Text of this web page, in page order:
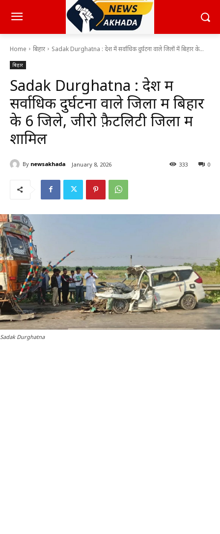
Home बिहार Sadak Durghatna : देश में सर्वाधिक दुर्घटना वाले जिलों में बिहार के...
बिहार
Sadak Durghatna : देश में
सर्वाधिक दुर्घटना वाले जिलों में बिहार
के 6 जिले, जीरो फ़ैटलिटी जिलों में
शामिल
By newsakhada January 8, 2026 0
333
Sadak Durghatna